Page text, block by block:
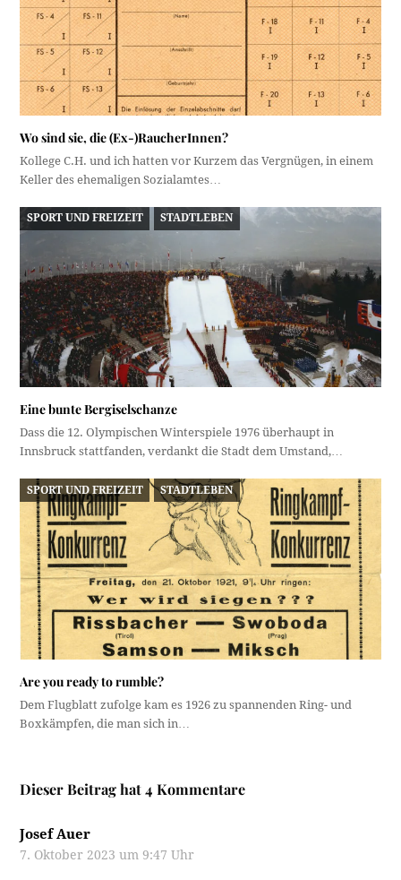
Wo sind sie, die (Ex-)RaucherInnen?
Kollege C.H. und ich hatten vor Kurzem das Vergnügen, in einem
Keller des ehemaligen Sozialamtes…
SPORT UND FREIZEIT STADTLEBEN
Eine bunte Bergiselschanze
Dass die 12. Olympischen Winterspiele 1976 überhaupt in
Innsbruck stattfanden, verdankt die Stadt dem Umstand,…
SPORT UND FREIZEIT STADTLEBEN
Are you ready to rumble?
Dem Flugblatt zufolge kam es 1926 zu spannenden Ring- und
Boxkämpfen, die man sich in…
Dieser Beitrag hat 4 Kommentare
Josef Auer
7. Oktober 2023 um 9:47 Uhr